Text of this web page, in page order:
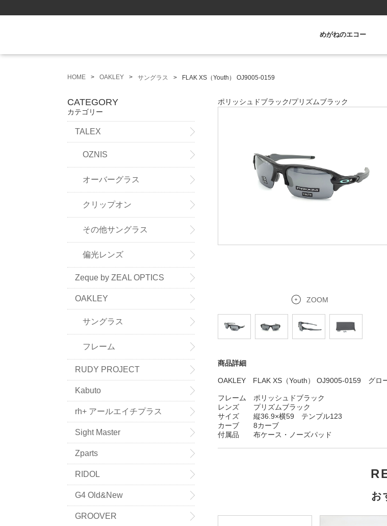
めがねのエコー
HOME OAKLEY サングラス FLAK XS（Youth） OJ9005-0159
ポリッシュドブラック/プリズムブラック
ZOOM
商品詳細
OAKLEY FLAK XS（Youth） OJ9005-0159 グロ
フレーム ポリッシュドブラック
レンズ プリズムブラック
サイズ 縦36.9×横59 テンプル123
カーブ 8カーブ
付属品 布ケース・ノーズパッド
お
CATEGORY
カテゴリー
TALEX
OZNIS
オーバーグラス
クリップオン
その他サングラス
偏光レンズ
Zeque by ZEAL OPTICS
OAKLEY
サングラス
フレーム
RUDY PROJECT
Kabuto
rh+ アールエイチプラス
Sight Master
Zparts
RIDOL
G4 Old&New
GROOVER